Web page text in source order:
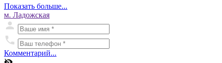
Показать больше...
м. Ладожская
Комментарий...